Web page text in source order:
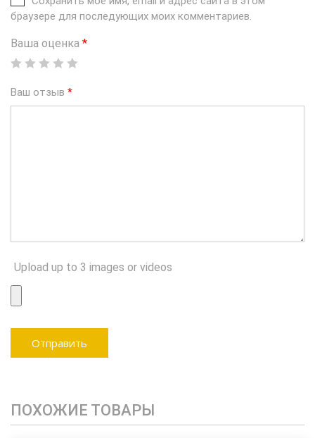
браузере для последующих моих комментариев.
Ваша оценка *
Ваш отзыв *
Upload up to 3 images or videos
ПОХОЖИЕ ТОВАРЫ